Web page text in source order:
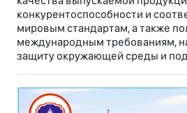
конкурентоспособности и
мировым стандартам, а также
международным требованиям,
защиту окружающей среды и